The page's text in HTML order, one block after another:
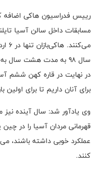
رییس فدراسیون هاکی اضافه
سال ۹۸ به مدت هشت سال
در نهایت در قاره کهن ششم
برای آنان داریم تا برای اولین
وی یادآور شد: سال آینده
قهرمانی مردان آسیا را در
عملکرد خوبی داشته باشند،
کنند.